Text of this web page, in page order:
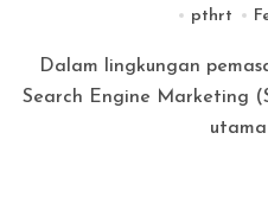
pthrt
Dalam lingkungan pemasaran digital yang dinamis,
Search Engine Marketing